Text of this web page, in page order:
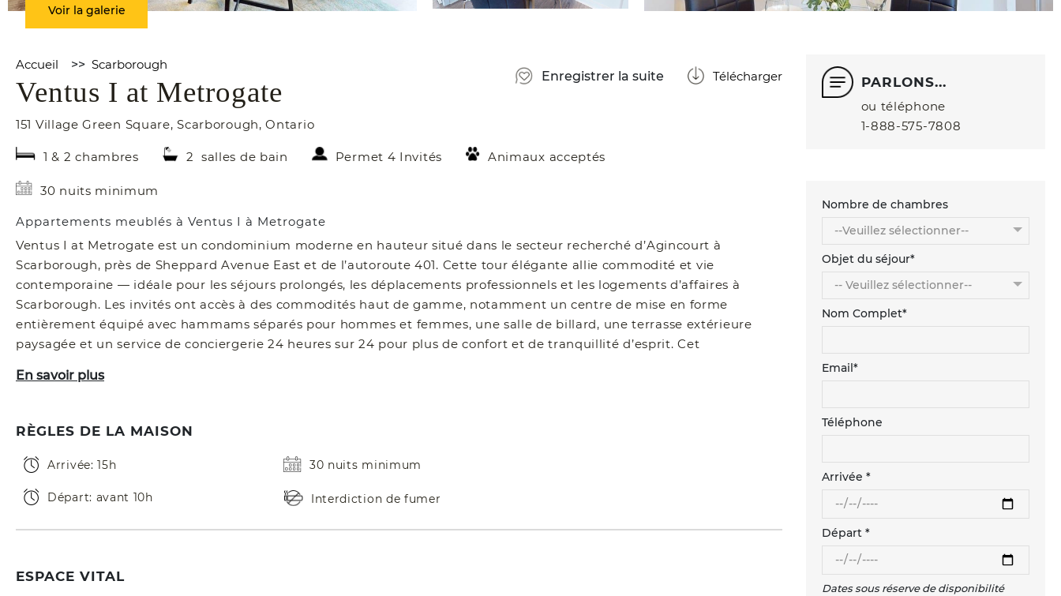
Voir la galerie
Accueil >> Scarborough
Ventus I at Metrogate
151 Village Green Square,Scarborough,Ontario
Enregistrer la suite Télécharger
1 & 2 chambres 2 salles de bain Permet 4 Invités Animaux acceptés
30 nuits minimum
Appartements meublés à Ventus I à Metrogate
Ventus I at Metrogate est un condominium moderne en hauteur situé dans le secteur recherché d’Agincourt à
Scarborough, près de Sheppard Avenue East et de l’autoroute 401. Cette tour élégante allie commodité et vie
contemporaine — idéale pour les séjours prolongés, les déplacements professionnels et les logements d’affaires à
Scarborough. Les invités ont accès à des commodités haut de gamme, notamment un centre de mise en forme
entièrement équipé avec hammams séparés pour hommes et femmes, une salle de billard, une terrasse extérieure
paysagée et un service de conciergerie 24 heures sur 24 pour plus de confort et de tranquillité d’esprit. Cet
En savoir plus
RÈGLES DE LA MAISON
Arrivée: 15h
Départ: avant 10h
30 nuits minimum
Interdiction de fumer
ESPACE VITAL
PARLONS...
ou téléphone
1‑888‑575‑7808
Nombre de chambres
Objet du séjour*
Nom Complet*
Email*
Téléphone
Arrivée *
Départ *
Dates sous réserve de disponibilité